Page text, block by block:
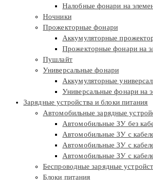
Налобные фонари на
Ночники
Прожекторные фонари
Аккумуляторные
Прожекторные фонари на
Пушлайт
Универсальные фонари
Аккумуляторные
Универсальные фонари на
Зарядные устройства и блоки питания
Автомобильные зарядные
Автомобильные ЗУ без
Автомобильные ЗУ с
Автомобильные ЗУ с
Автомобильные ЗУ с
Беспроводные зарядные
Блоки питания